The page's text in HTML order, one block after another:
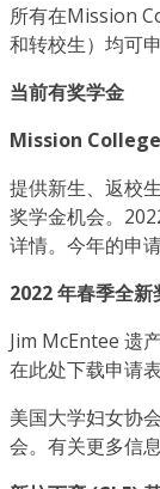
所有在Mission
和转校生）均可申
当前有奖学金
Mission College
提供新生、返校
奖学金机会。
详情。今年的申
2022 年春季全新
Jim McEntee 遗
在此处下载申请
美国大学妇女协
会。有关更多信